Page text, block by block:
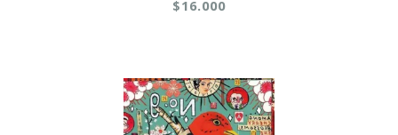
$16.000